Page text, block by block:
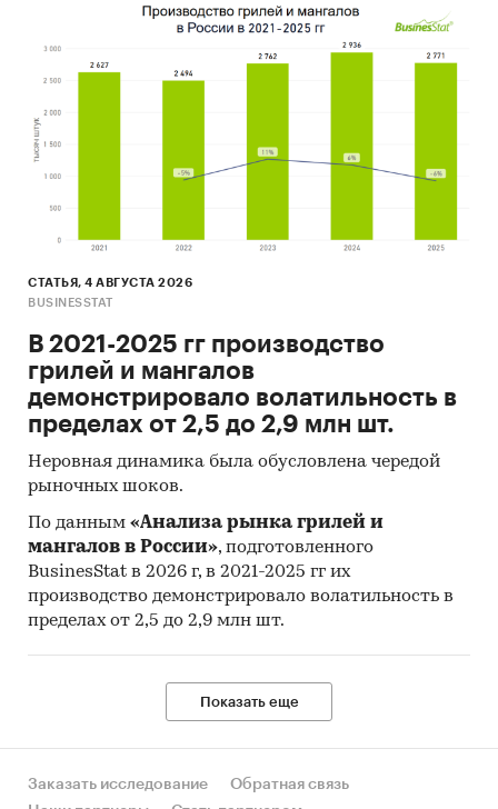
роботов сварочных. База включает в
себя большое число различных показателей:
Производитель
Год импорта/экспорта
Месяц импорта/экспорта
Компании получатели и отправители
товара
Страны получатели, отправители и
производители товара
Объем импорта и экспорта в натуральном
выражении
Объем импорта и экспорта в стоимостном
Содержащиеся в базе данных сведения
позволят Вам самостоятельно выполнить
любые требующиеся запросы, которые не
включены в отчет.
Металлургическое оборудование /
СТАТЬЯ, 4 АВГУСТА 2026
BUSINESSTAT
В 2021-2025 гг производство
грилей и мангалов
демонстрировало волатильность в
пределах от 2,5 до 2,9 млн шт.
Неровная динамика была обусловлена чередой
рыночных шоков.
По данным «Анализа рынка грилей и
мангалов в России», подготовленного
BusinesStat в 2026 г, в 2021-2025 гг их
производство демонстрировало волатильность в
пределах от 2,5 до 2,9 млн шт.
Показать еще
Заказать исследование
Обратная связь